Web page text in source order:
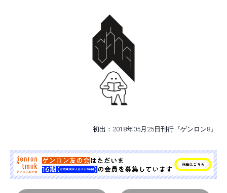
初出：2018年05月25日刊行『ゲンロン8』